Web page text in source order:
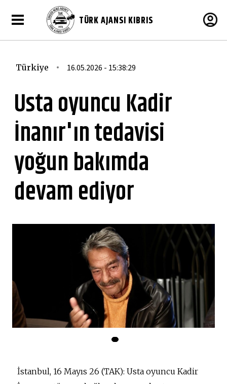
TÜRK AJANSI KIBRIS
Türkiye 16.05.2026 - 15:38:29
Usta oyuncu Kadir
İnanır'ın tedavisi
yoğun bakımda
devam ediyor
İstanbul, 16 Mayıs 26 (TAK): Usta oyuncu Kadir